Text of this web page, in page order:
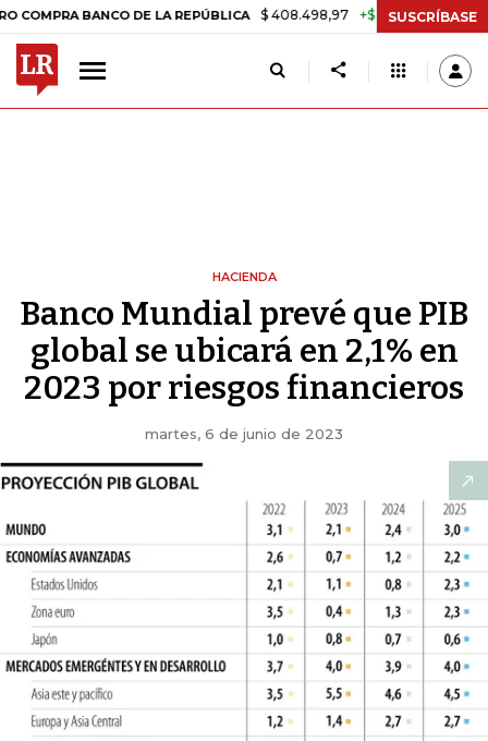
BANCO DE LA REPÚBLICA $ 408.498,97 +$ 8.753,81 +2,19%
SUSCRÍBASE
HACIENDA
Banco Mundial prevé que PIB
global se ubicará en 2,1% en
2023 por riesgos financieros
martes, 6 de junio de 2023